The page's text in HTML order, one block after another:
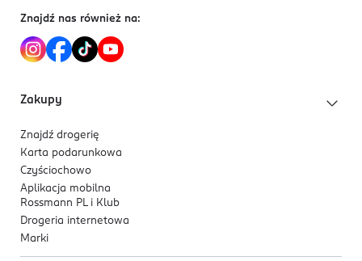
Znajdź nas również na:
Zakupy
Znajdź drogerię
Karta podarunkowa
Czyściochowo
Aplikacja mobilna
Rossmann PL i Klub
Drogeria internetowa
Marki